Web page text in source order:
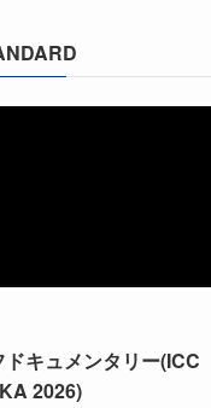
ドキュメンタリー(ICC
2026)